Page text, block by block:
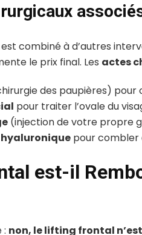
combiné à d’autres
le prix final. Les actes
des paupières) pour
pour traiter l’ovale du
(injection de votre propre
pour combler
est-il
: non, le lifting frontal